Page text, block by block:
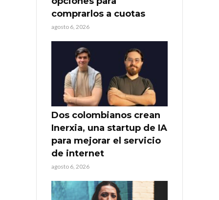
comprarlos a cuotas
agosto 6, 2026
Dos colombianos crean
Inerxia, una startup de IA
para mejorar el servicio
de internet
agosto 6, 2026